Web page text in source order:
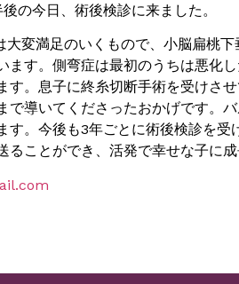
の今日、術後検診に来ました。
大変満足のいくもので、小脳扁桃
ます。側弯症は最初のうちは悪化
す。息子に終糸切断手術を受けさ
で導いてくださったおかげです。
す。今後も3年ごとに術後検診を
ることができ、活発で幸せな子に成